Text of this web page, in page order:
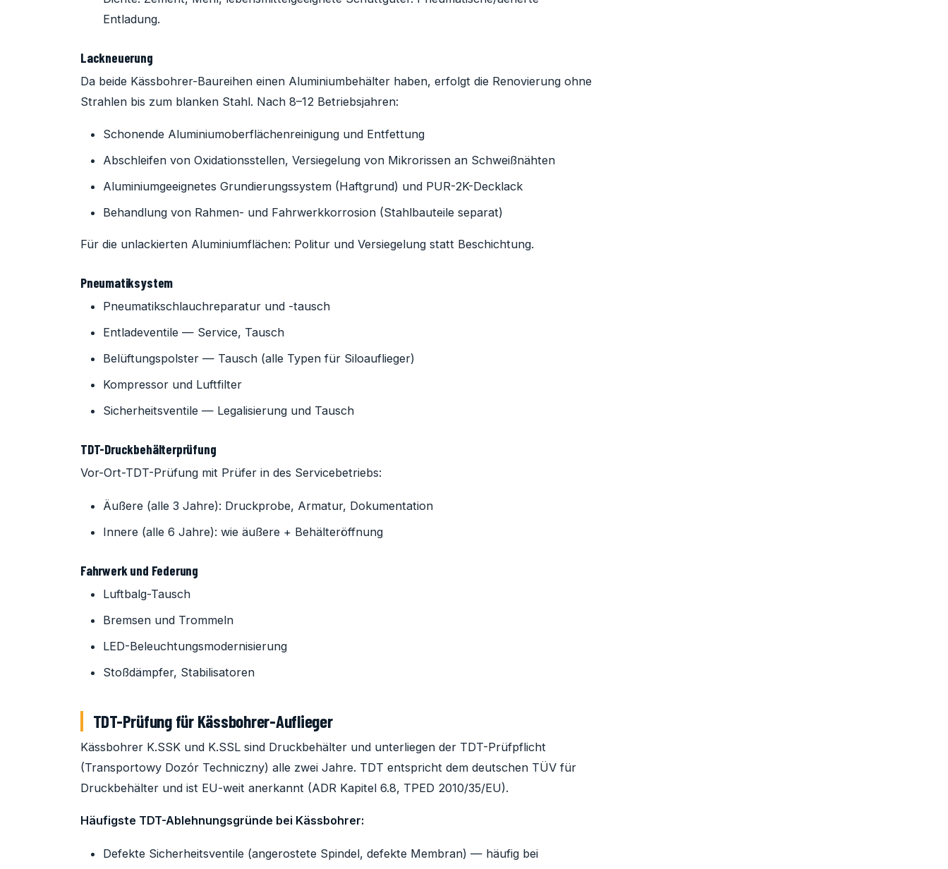
Entladung.
Lackneuerung
Da beide Kässbohrer-Baureihen einen Aluminiumbehälter haben, erfolgt die Renovierung ohne
Strahlen bis zum blanken Stahl. Nach 8–12 Betriebsjahren:
Schonende Aluminiumoberflächenreinigung und Entfettung
Abschleifen von Oxidationsstellen, Versiegelung von Mikrorissen an Schweißnähten
Aluminiumgeeignetes Grundierungssystem (Haftgrund) und PUR-2K-Decklack
Behandlung von Rahmen- und Fahrwerkkorrosion (Stahlbauteile separat)
Für die unlackierten Aluminiumflächen: Politur und Versiegelung statt Beschichtung.
Pneumatiksystem
Pneumatikschlauchreparatur und -tausch
Entladeventile — Service, Tausch
Belüftungspolster — Tausch (alle Typen für Siloauflieger)
Kompressor und Luftfilter
Sicherheitsventile — Legalisierung und Tausch
TDT-Druckbehälterprüfung
Vor-Ort-TDT-Prüfung mit Prüfer in des Servicebetriebs:
Äußere (alle 3 Jahre): Druckprobe, Armatur, Dokumentation
Innere (alle 6 Jahre): wie äußere + Behälteröffnung
Fahrwerk und Federung
Luftbalg-Tausch
Bremsen und Trommeln
LED-Beleuchtungsmodernisierung
Stoßdämpfer, Stabilisatoren
TDT-Prüfung für Kässbohrer-Auflieger
Kässbohrer K.SSK und K.SSL sind Druckbehälter und unterliegen der TDT-Prüfpflicht
(Transportowy Dozór Techniczny) alle zwei Jahre. TDT entspricht dem deutschen TÜV für
Druckbehälter und ist EU-weit anerkannt (ADR Kapitel 6.8, TPED 2010/35/EU).
Häufigste TDT-Ablehnungsgründe bei Kässbohrer:
Defekte Sicherheitsventile (angerostete Spindel, defekte Membran) — häufig bei